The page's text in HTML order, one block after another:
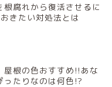
根腐れから復活させるに
きたい対処法とは
屋根の色おすすめ!!あな
ったりなのは何色!?